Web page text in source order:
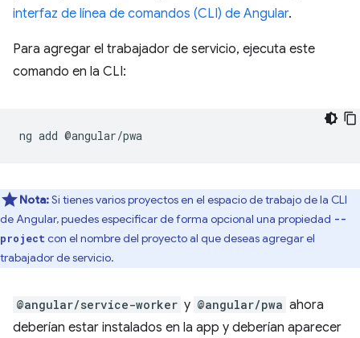
interfaz de línea de comandos (CLI) de Angular.
Para agregar el trabajador de servicio, ejecuta este
comando en la CLI:
ng add
Nota:Si tienes varios proyectos en el espacio de trabajo de la CLI
de Angular, puedes especificar de forma opcional una propiedad --
project con el nombre del proyecto al que deseas agregar el
trabajador de servicio.
@angular/service-worker y @angular/pwa ahora
deberían estar instalados en la app y deberían aparecer